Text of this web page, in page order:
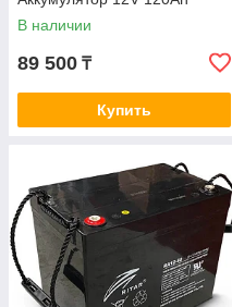
В наличии
89 500 ₸
Купить